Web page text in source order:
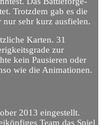
Trotzdem gab es die
sehr kurz ausfielen.
Karten. 31
zur
kein Pausieren oder
wie die Animationen.
2013 eingestellt.
Team das Spiel